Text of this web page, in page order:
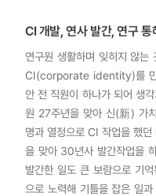
CI 개발, 연사 발간, 연구 통
연구원 생활하며 잊히지 않는
CI(corporate identity)를 만
안 전 직원이 하나가 되어 생
원 27주년을 맞아 신(新) 가
명과 열정으로 CI 작업을 했
을 맞아 30년사 발간작업을
발간한 일도 큰 보람으로 기
으로 노력해 기틀을 잡은 일